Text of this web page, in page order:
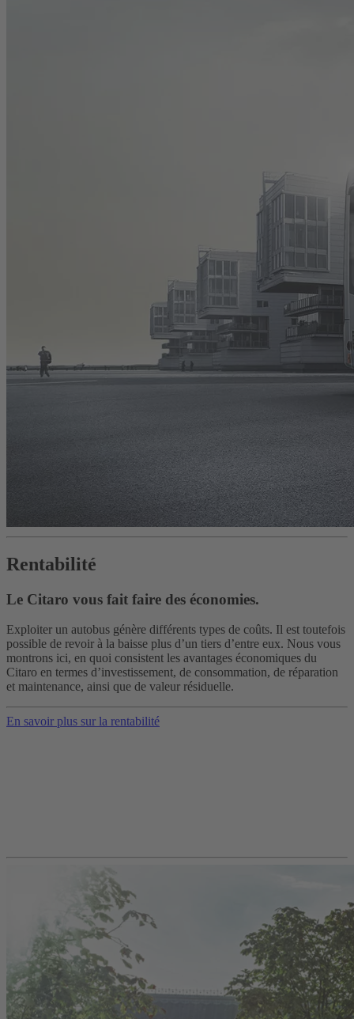
Rentabilité
Le Citaro vous fait faire des économies.
Exploiter un autobus génère différents types de coûts. Il est toutefois
possible de revoir à la baisse plus d’un tiers d’entre eux. Nous vous
montrons ici, en quoi consistent les avantages économiques du
Citaro en termes d’investissement, de consommation, de réparation
et maintenance, ainsi que de valeur résiduelle.
En savoir plus sur la rentabilité